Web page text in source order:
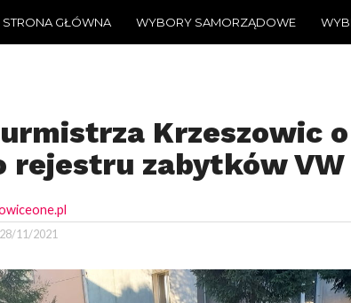
STRONA GŁÓWNA WYBORY SAMORZĄDOWE
Krzeszowic
rejestru zabytków VW
28/11/2021